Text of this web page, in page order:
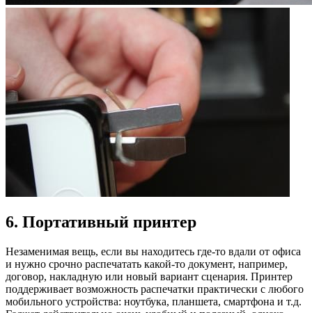
6. Портативный принтер
Незаменимая вещь, если вы находитесь где-то вдали от офиса
и нужно срочно распечатать какой-то документ, например,
договор, накладную или новый вариант сценария. Принтер
поддерживает возможность распечатки практически с любого
мобильного устройства: ноутбука, планшета, смартфона и т.д.